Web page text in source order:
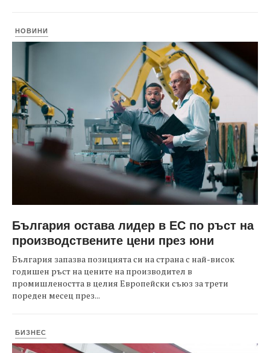
НОВИНИ
България остава лидер в ЕС по ръст на
производствените цени през юни
България запазва позицията си на страна с най-висок
годишен ръст на цените на производител в
промишлеността в целия Европейски съюз за трети
пореден месец през...
БИЗНЕС